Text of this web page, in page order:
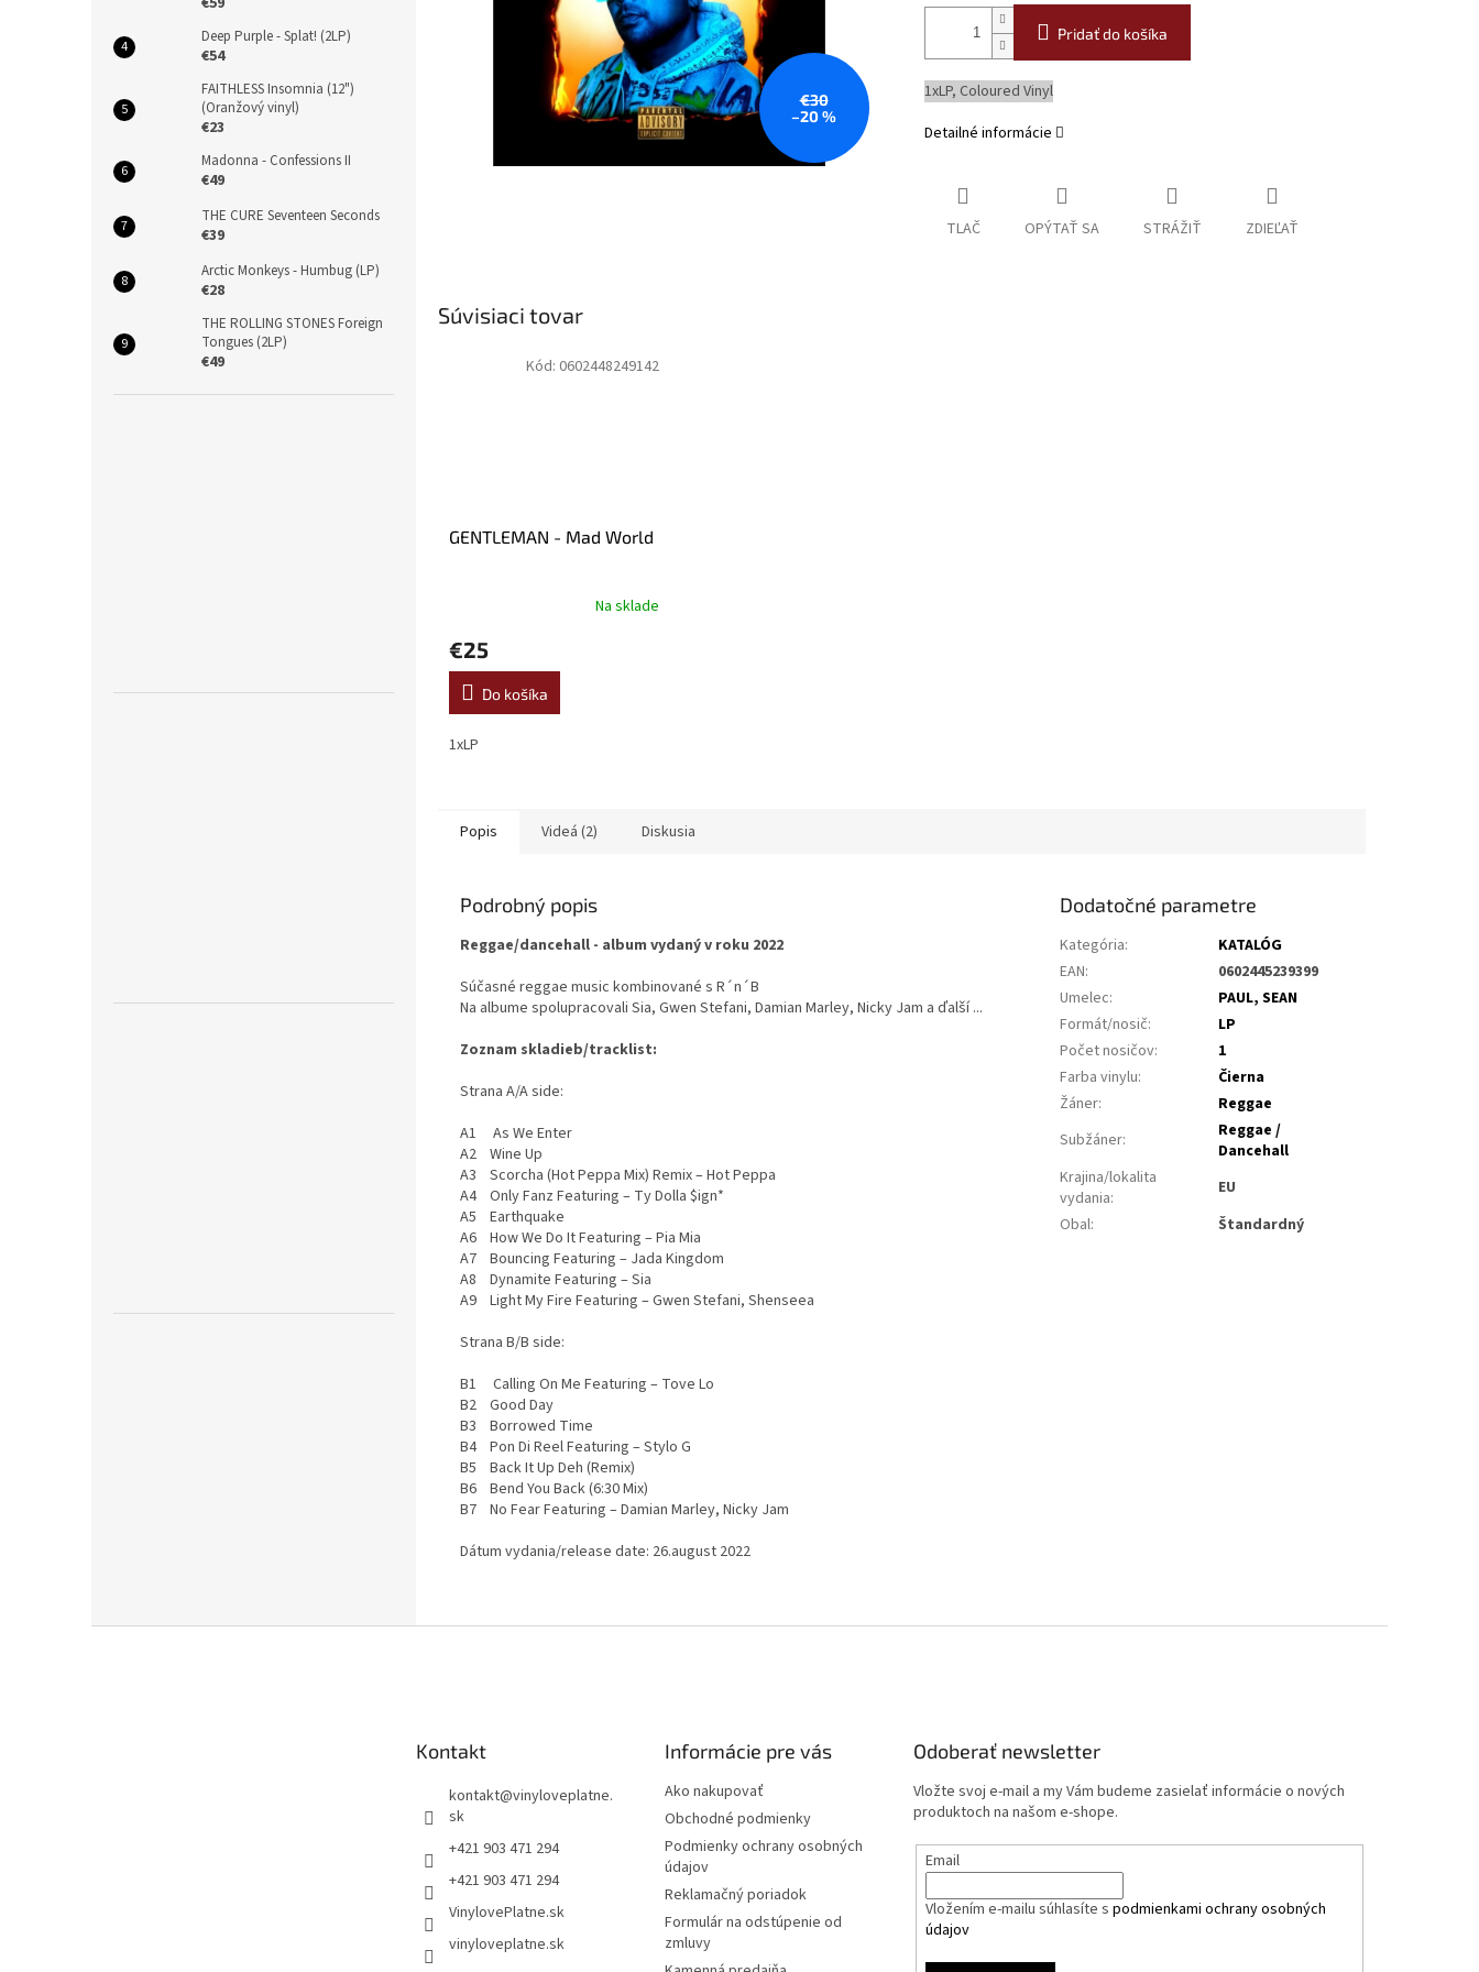
Deep Purple - Splat! (2LP)
€54
FAITHLESS Insomnia (12")
(Oranžový vinyl)
€23
Madonna - Confessions II
€49
THE CURE Seventeen Seconds
€39
Arctic Monkeys - Humbug (LP)
€28
THE ROLLING STONES Foreign
Tongues (2LP)
€49
€30
–20 %
Pridať do košíka
1xLP, Coloured Vinyl
Detailné informácie
TLAČ OPÝTAŤ SA STRÁŽIŤ ZDIEĽAŤ
Súvisiaci tovar
GENTLEMAN - Mad World
Na sklade
€25
Do košíka
1xLP
Kód: 0602448249142
Popis Videá (2) Diskusia
Podrobný popis
Reggae/dancehall - album vydaný v roku 2022
Súčasné reggae music kombinované s R´n´B
Na albume spolupracovali Sia, Gwen Stefani, Damian Marley, Nicky Jam a ďalší ...
Zoznam skladieb/tracklist:
Strana A/A side:
A1 As We Enter
A2 Wine Up
A3 Scorcha (Hot Peppa Mix) Remix – Hot Peppa
A4 Only Fanz Featuring – Ty Dolla $ign*
A5 Earthquake
A6 How We Do It Featuring – Pia Mia
A7 Bouncing Featuring – Jada Kingdom
A8 Dynamite Featuring – Sia
A9 Light My Fire Featuring – Gwen Stefani, Shenseea
Strana B/B side:
B1 Calling On Me Featuring – Tove Lo
B2 Good Day
B3 Borrowed Time
B4 Pon Di Reel Featuring – Stylo G
B5 Back It Up Deh (Remix)
B6 Bend You Back (6:30 Mix)
B7 No Fear Featuring – Damian Marley, Nicky Jam
Dátum vydania/release date: 26.august 2022
Dodatočné parametre
Kategória:
KATALÓG
EAN:
0602445239399
Umelec:
PAUL, SEAN
Formát/nosič:
LP
Počet nosičov:
1
Farba vinylu:
Čierna
Žáner:
Reggae
Subžáner:
Reggae /
Dancehall
Krajina/lokalita
vydania:
EU
Obal: Štandardný
Kontakt
kontakt@vinyloveplatne.
sk
+421 903 471 294
+421 903 471 294
VinylovePlatne.sk
vinyloveplatne.sk
Informácie pre vás
Ako nakupovať
Obchodné podmienky
Podmienky ochrany osobných
údajov
Reklamačný poriadok
Formulár na odstúpenie od
zmluvy
Odoberať newsletter
Vložte svoj e-mail a my Vám budeme zasielať informácie o nových
produktoch na našom e-shope.
Email
Vložením e-mailu súhlasíte spodmienkami ochrany osobných
údajov